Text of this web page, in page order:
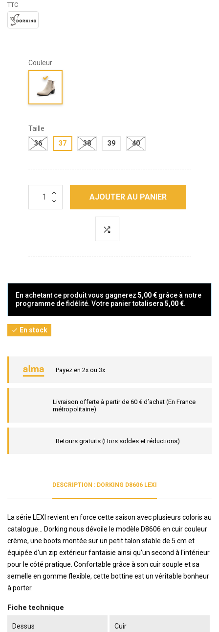
TTC
Couleur
Taille
36
37 38 39 40
AJOUTER AU PANIER
En achetant ce produit vous gagnerez 5,00 € grâce à notre
programme de fidélité. Votre panier totalisera 5,00 €.
 En stock
Payez en 2x ou 3x
Livraison offerte à partir de 60 € d’achat (En France
métropolitaine)
Retours gratuits (Hors soldes et réductions)
DESCRIPTION : DORKING D8606 LEXI
La série LEXI revient en force cette saison avec plusieurs coloris au
catalogue... Dorking nous dévoile le modèle D8606 en cuir couleur
crème, une boots montée sur un petit talon stable de 5 cm et
équipée d'un zip extérieur fantaisie ainsi qu'un second à l'intérieur
pour le côté pratique. Confortable grâce à son cuir souple et sa
semelle en gomme flexible, cette bottine est un véritable bonheur
à porter.
Fiche technique
Dessus Cuir